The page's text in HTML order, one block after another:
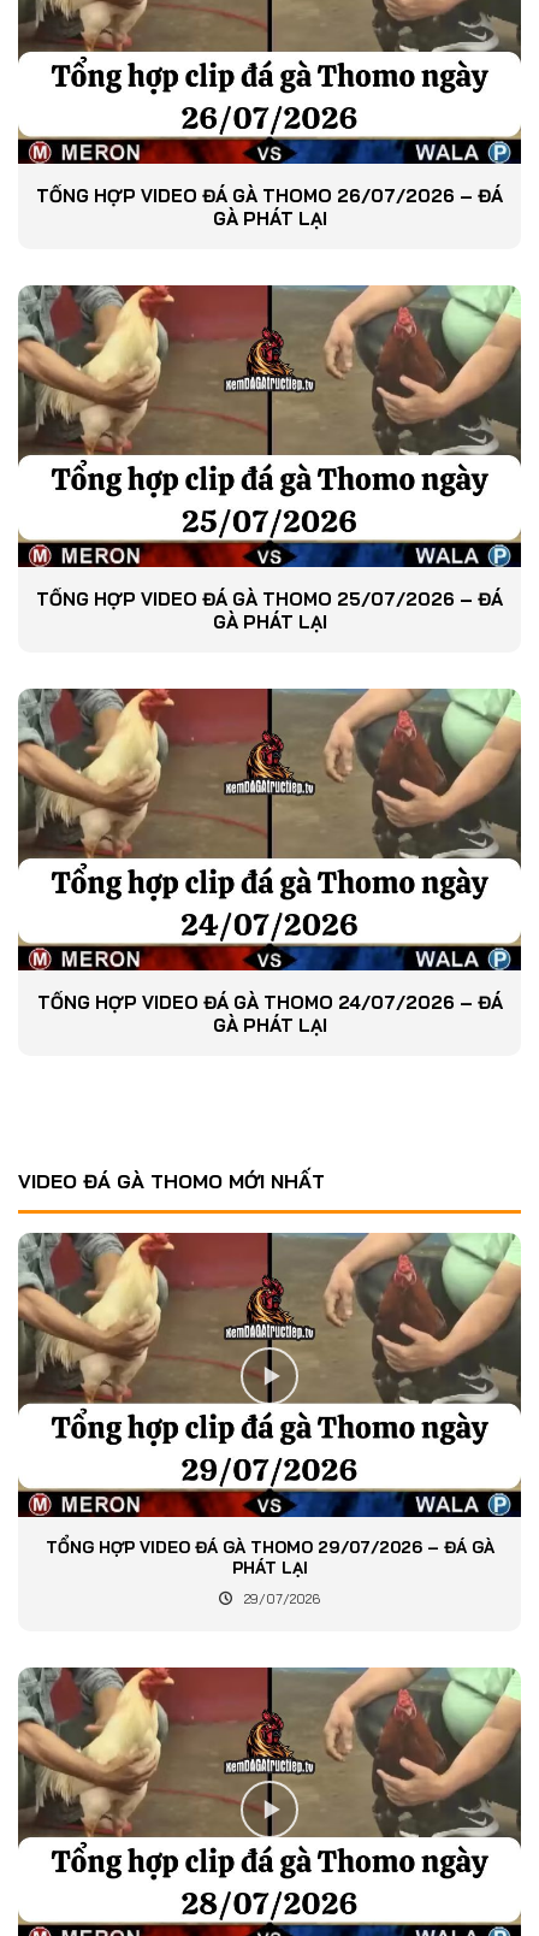
TỔNG HỢP VIDEO ĐÁ GÀ THOMO 26/07/2026 – ĐÁ
GÀ PHÁT LẠI
TỔNG HỢP VIDEO ĐÁ GÀ THOMO 25/07/2026 – ĐÁ
GÀ PHÁT LẠI
TỔNG HỢP VIDEO ĐÁ GÀ THOMO 24/07/2026 – ĐÁ
GÀ PHÁT LẠI
VIDEO ĐÁ GÀ THOMO MỚI NHẤT
TỔNG HỢP VIDEO ĐÁ GÀ THOMO 29/07/2026 – ĐÁ GÀ
PHÁT LẠI
29/07/2026